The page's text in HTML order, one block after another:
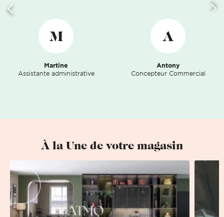
M
Martine
Assistante administrative
A
Antony
Concepteur Commercial
À la Une de votre magasin